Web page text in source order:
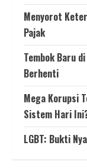
Menyorot
Pajak
Tembok Baru
Berhenti
Mega Korupsi
Sistem Hari
LGBT: Bukti